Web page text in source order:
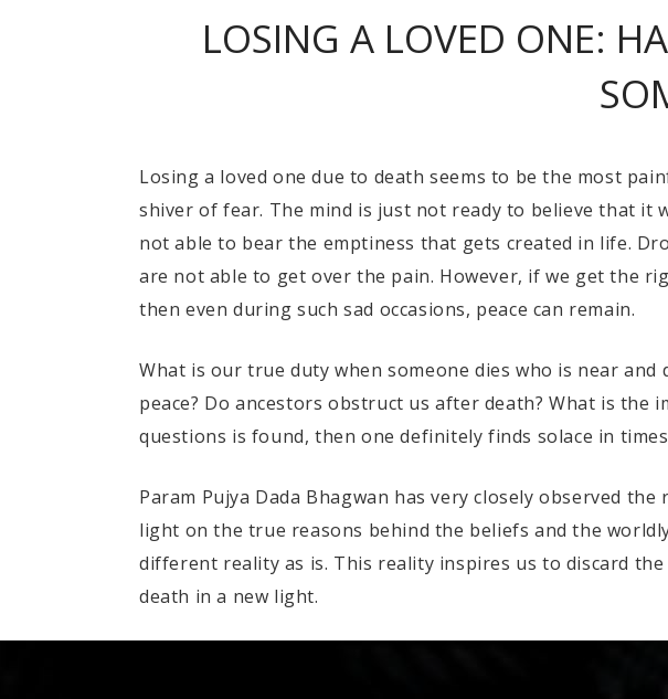
LOSING A LOVED ONE:
Losing a loved one due to death seems to be the most
shiver of fear. The mind is just not ready to believe that it
not able to bear the emptiness that gets created in life.
are not able to get over the pain. However, if we get the
then even during such sad occasions, peace can remain.
What is our true duty when someone dies who is near
peace? Do ancestors obstruct us after death? What is the
questions is found, then one definitely finds solace in
Param Pujya Dada Bhagwan has very closely observed
light on the true reasons behind the beliefs and the
different reality as is. This reality inspires us to discard
death in a new light.